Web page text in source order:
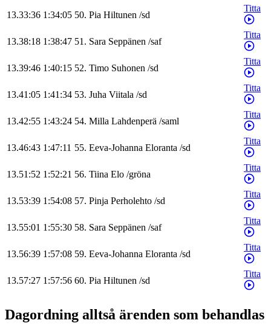
13.33:36 1:34:05 50. Pia Hiltunen /sd
Titta
13.38:18 1:38:47 51. Sara Seppänen /saf
Titta
13.39:46 1:40:15 52. Timo Suhonen /sd
Titta
13.41:05 1:41:34 53. Juha Viitala /sd
Titta
13.42:55 1:43:24 54. Milla Lahdenperä /saml
Titta
13.46:43 1:47:11 55. Eeva-Johanna Eloranta /sd
Titta
13.51:52 1:52:21 56. Tiina Elo /gröna
Titta
13.53:39 1:54:08 57. Pinja Perholehto /sd
Titta
13.55:01 1:55:30 58. Sara Seppänen /saf
Titta
13.56:39 1:57:08 59. Eeva-Johanna Eloranta /sd
Titta
13.57:27 1:57:56 60. Pia Hiltunen /sd
Titta
Dagordning alltså ärenden som behandlas